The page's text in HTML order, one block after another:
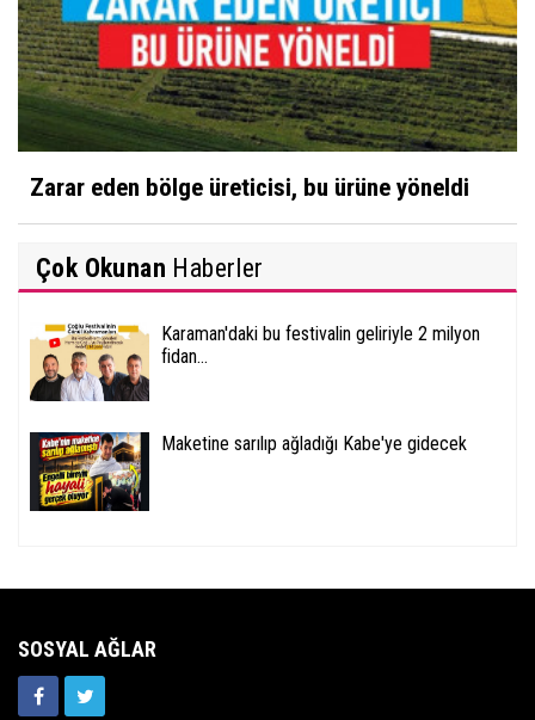
Zarar eden bölge üreticisi, bu ürüne yöneldi
Çok Okunan Haberler
Karaman'daki bu festivalin geliriyle 2 milyon
fidan...
Maketine sarılıp ağladığı Kabe'ye gidecek
SOSYAL AĞLAR